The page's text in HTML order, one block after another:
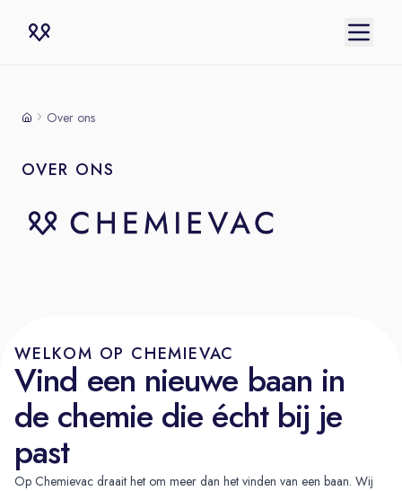
Over ons
OVER ONS
WELKOM OP CHEMIEVAC
Vind een nieuwe baan in
de chemie die écht bij je
past
Op Chemievac draait het om meer dan het vinden van een baan. Wij